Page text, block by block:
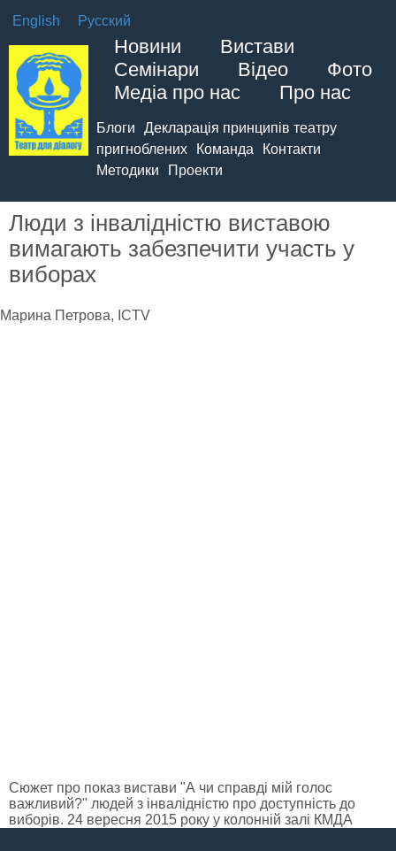
Новини
Вистави
Семінари
Відео
Фото
Медіа про нас
Про нас
Блоги
Декларація принципів театру
пригноблених
Команда
Контакти
Методики
Проекти
English Русский
Люди з інвалідністю виставою
вимагають забезпечити участь у
виборах
Марина Петрова, ICTV
Сюжет про показ вистави "А чи справді мій голос
важливий?" людей з інвалідністю про доступність до
виборів. 24 вересня 2015 року у колонній залі КМДА